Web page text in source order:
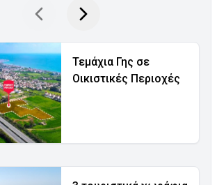
Τεμάχια Γης σε
Οικιστικές Περιοχές